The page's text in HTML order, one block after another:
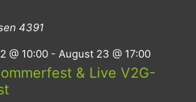
4391
@ 10:00 - August 23 @ 17:00
& Live V2G-